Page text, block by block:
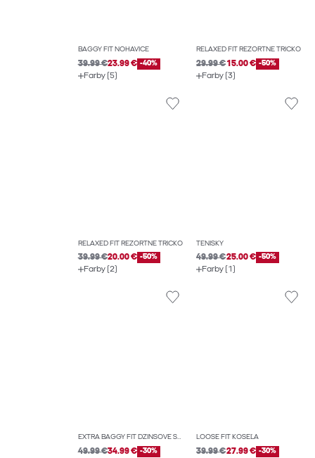
BAGGY FIT NOHAVICE
39.99 €23.99 € -40%
Farby (5)
RELAXED FIT REZORTNÉ TRIČKO
29.99 €15.00 € -50%
Farby (3)
RELAXED FIT REZORTNÉ TRIČKO
39.99 €20.00 € -50%
Farby (2)
TENISKY
49.99 €25.00 € -50%
Farby (1)
EXTRA BAGGY FIT DŽÍNSOVÉ ŠORTKY
49.99 €34.99 € -30%
LOOSE FIT KOŠEĽA
39.99 €27.99 € -30%